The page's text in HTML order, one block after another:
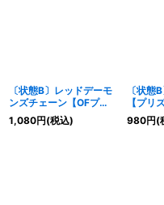
〔状態B〕レッドデーモ
ンズチェーン【OFプリ
ズマティックシークレッ
ト】{LOCR-JP009}
1,080円(税込)
〔状態
【プリ
クレッ
JP071}
980円(